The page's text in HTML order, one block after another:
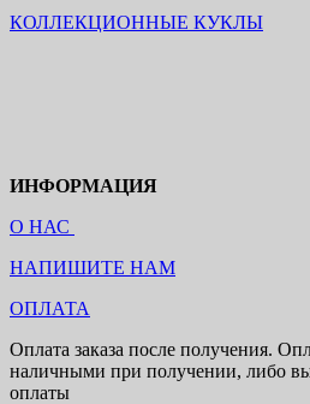
КОЛЛЕКЦИОННЫЕ КУКЛЫ
ИНФОРМАЦИЯ
О НАС
НАПИШИТЕ НАМ
ОПЛАТА
Оплата заказа после получения.
наличными при получении, либо
оплаты